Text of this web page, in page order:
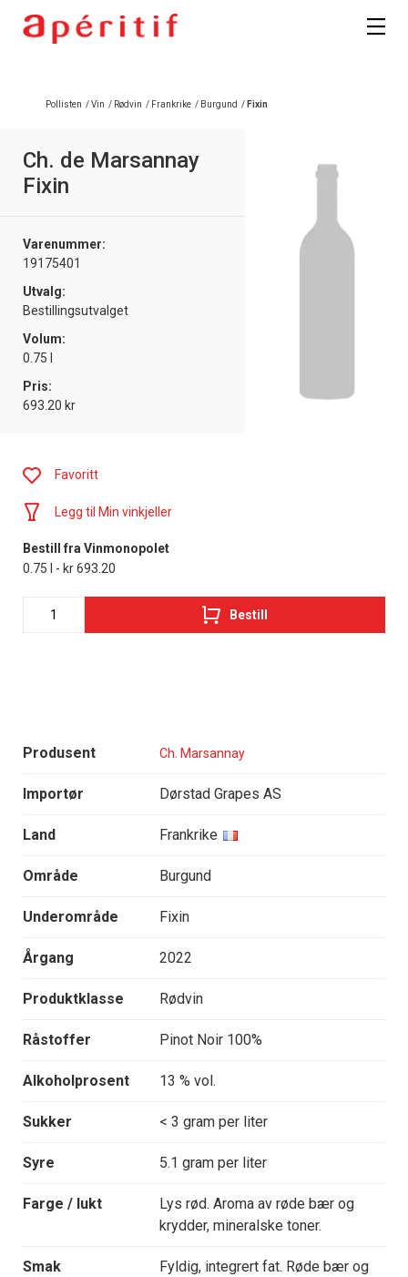
Pollisten /Vin / Rødvin / Frankrike / Burgund / Fixin
Ch. de Marsannay
Fixin
Varenummer:
19175401
Utvalg:
Bestillingsutvalget
Volum:
0.75 l
Pris:
693.20 kr
Produsent Ch. Marsannay
Importør Dørstad Grapes AS
Land Frankrike
Område Burgund
Underområde Fixin
Årgang 2022
Produktklasse Rødvin
Råstoffer Pinot Noir 100%
Alkoholprosent 13 % vol.
Sukker < 3 gram per liter
Syre 5.1 gram per liter
Farge / lukt
Lys rød. Aroma av røde bær og
krydder, mineralske toner.
Smak
Fyldig, integrert fat. Røde bær og
Favoritt
Legg til Min vinkjeller
Bestill fra Vinmonopolet
0.75 l - kr 693.20
Bestill